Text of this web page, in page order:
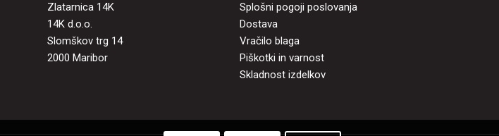
Zlatarnica 14K
14K d.o.o.
Slomškov trg 14
2000 Maribor
Splošni pogoji poslovanja
Dostava
Vračilo blaga
Piškotki in varnost
Skladnost izdelkov